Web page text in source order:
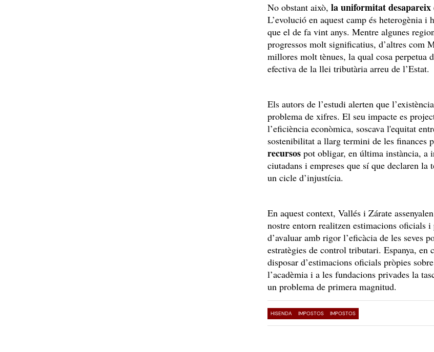
No obstant això, la uniformitat desapareix
L’evolució en aquest camp és heterogènia
que el de fa vint anys. Mentre algunes
progressos molt significatius, d’altres com
millores molt tènues, la qual cosa perpetua
efectiva de la llei tributària arreu de l’Estat.
Els autors de l’estudi alerten que
problema de xifres. El seu impacte es
l’eficiència econòmica, soscava l'equitat
sostenibilitat a llarg termini de les finances
recursos pot obligar, en última instància, a
ciutadans i empreses que sí que declaren
un cicle d’injustícia.
En aquest context, Vallés i Zárate
nostre entorn realitzen estimacions oficials
d’avaluar amb rigor l’eficàcia de les seves
estratègies de control tributari. Espanya, en
disposar d’estimacions oficials pròpies
l’acadèmia i a les fundacions privades la
un problema de primera magnitud.
HISENDA IMPOSTOS IMPOSTOS